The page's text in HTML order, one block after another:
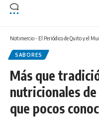
Notimercio - El Periódico de Quito y el
SABORES
Más que
nutricionales
que pocos